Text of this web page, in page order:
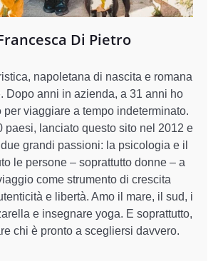
Di Pietro
napoletana di nascita e romana
Dopo anni in azienda, a 31 anni ho
per viaggiare a tempo indeterminato.
paesi, lanciato questo sito nel 2012 e
grandi passioni: la psicologia e il
le persone – soprattutto donne – a
come strumento di crescita
e libertà. Amo il mare, il sud, i
e insegnare yoga. E soprattutto,
chi è pronto a scegliersi davvero.